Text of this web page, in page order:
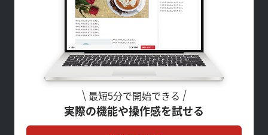
最短5分で開始できる
実際の機能や操作感を試せる